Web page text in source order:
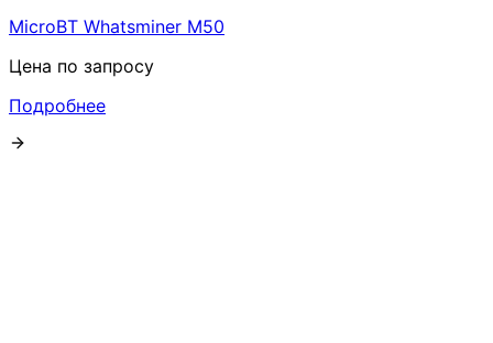
MicroBT Whatsminer M50
Цена по запросу
Подробнее